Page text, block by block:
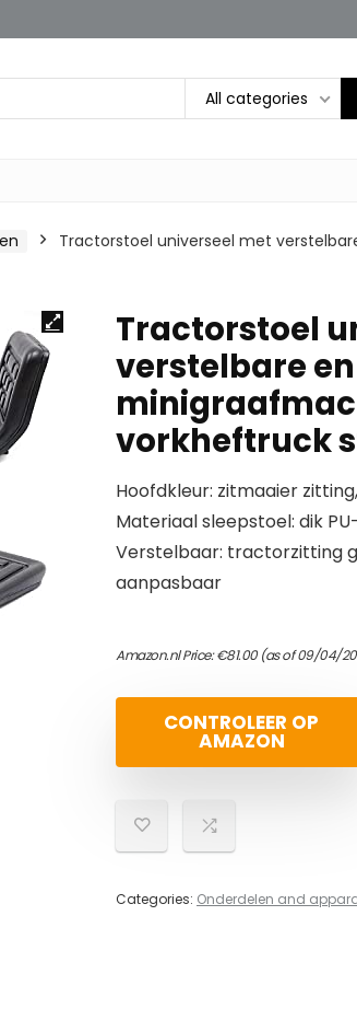
All categories
Tractorstoel universeel met
Tractorstoel
verstelbare
vorkheftruck
Hoofdkleur: zitmaaier
Materiaal sleepstoel: dik
Verstelbaar: tractorzitting
aanpasbaar
Amazon.nl Price:€81.00(as of 09/04/
CONTROLEER OP
AMAZON
Categories: Onderdelen and